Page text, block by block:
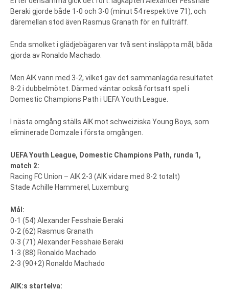
Beraki gjorde både 1-0 och 3-0 (minut 54 respektive 71), och
däremellan stod även Rasmus Granath för en fullträff.
Enda smolket i glädjebägaren var två sent insläppta mål, båda
gjorda av Ronaldo Machado.
Men AIK vann med 3-2, vilket gav det sammanlagda resultatet
8-2 i dubbelmötet. Därmed väntar också fortsatt spel i
Domestic Champions Path i UEFA Youth League.
I nästa omgång ställs AIK mot schweiziska Young Boys, som
eliminerade Domzale i första omgången.
UEFA Youth League, Domestic Champions Path, runda 1,
match 2:
Racing FC Union – AIK 2-3 (AIK vidare med 8-2 totalt)
Stade Achille Hammerel, Luxemburg
Mål:
0-1 (54) Alexander Fesshaie Beraki
0-2 (62) Rasmus Granath
0-3 (71) Alexander Fesshaie Beraki
1-3 (88) Ronaldo Machado
2-3 (90+2) Ronaldo Machado
AIK:s startelva: